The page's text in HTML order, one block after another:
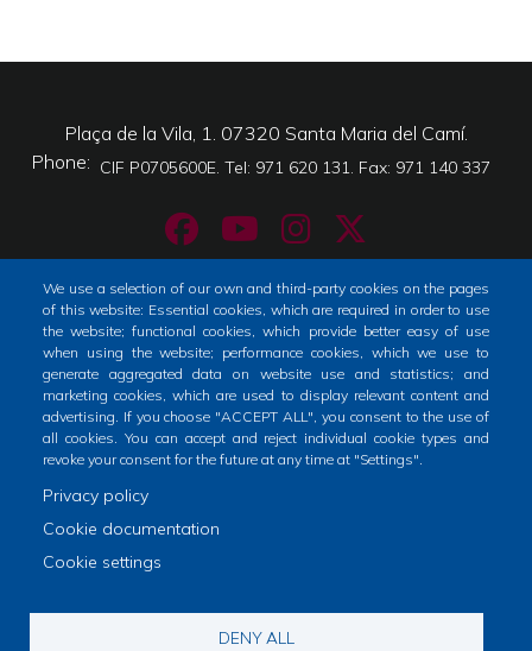
Footer
menu
1
Home
2
Home Tràmits City
Horari atenció al públic
De dilluns a dimecres i divendres: de 9 a 14h
Dijous: de 9 a 19h
Plaça de la Vila, 1. 07320 Santa Maria del Camí.
Phone
CIF P0705600E. Tel: 971 620 131. Fax: 971 140 337
We use a selection of our own and third-party cookies on the pages
of this website: Essential cookies, which are required in order to use
the website; functional cookies, which provide better easy of use
when using the website; performance cookies, which we use to
generate aggregated data on website use and statistics; and
marketing cookies, which are used to display relevant content and
advertising. If you choose "ACCEPT ALL", you consent to the use of
all cookies. You can accept and reject individual cookie types and
revoke your consent for the future at any time at "Settings".
Privacy policy
Cookie documentation
Cookie settings
DENY ALL